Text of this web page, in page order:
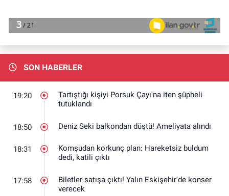
SON HABERLER
19:20
Tartıştığı kişiyi Porsuk Çayı'na iten şüpheli
tutuklandı
18:50 Deniz Seki balkondan düştü! Ameliyata alındı
18:31
Komşudan korkunç plan: Hareketsiz buldum
dedi, katili çıktı
17:58
Biletler satışa çıktı! Yalın Eskişehir'de konser
verecek